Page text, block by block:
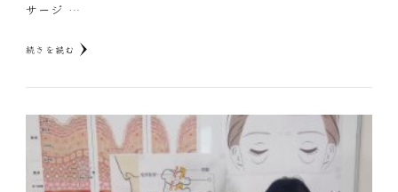
サージ …
続きを読む